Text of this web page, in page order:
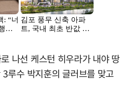
나선 케스턴 히우라가 내야 땅
루수 박지훈의 글러브를 맞고